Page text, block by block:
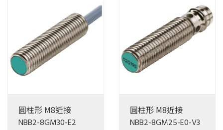
圓柱形 M8近接
NBB2-8GM30-E2
圓柱形 M8近接
NBB2-8GM25-E0-V3